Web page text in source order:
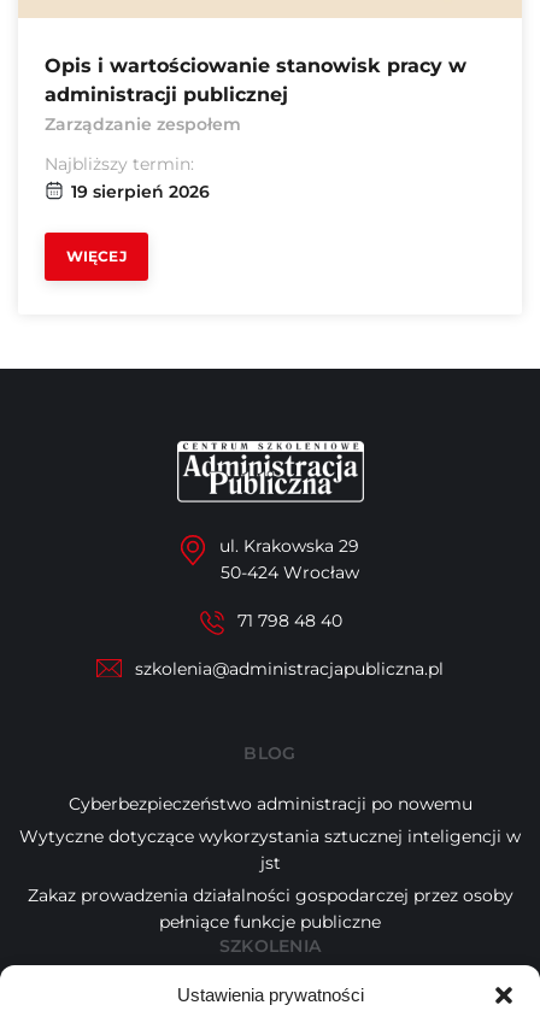
Ustawienia prywatności
Opis i wartościowanie stanowisk pracy w
administracji publicznej
Zarządzanie zespołem
Najbliższy termin:
19 sierpień 2026
WIĘCEJ
ul. Krakowska 29
50-424 Wrocław
71 798 48 40
szkolenia@administracjapubliczna.pl
BLOG
Cyberbezpieczeństwo administracji po nowemu
Wytyczne dotyczące wykorzystania sztucznej inteligencji w
jst
Zakaz prowadzenia działalności gospodarczej przez osoby
pełniące funkcje publiczne
SZKOLENIA
Kalendarz